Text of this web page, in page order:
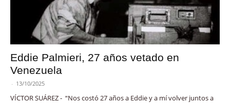
Eddie Palmieri, 27 años vetado en
Venezuela
- 13/10/2025
VÍCTOR SUÁREZ - “Nos costó 27 años a Eddie y a mí volver juntos a